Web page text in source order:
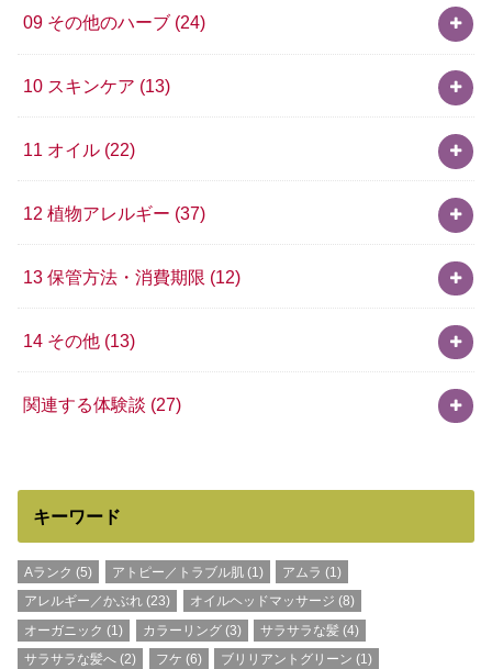
09 その他のハーブ (24)
10 スキンケア (13)
11 オイル (22)
12 植物アレルギー (37)
13 保管方法・消費期限 (12)
14 その他 (13)
関連する体験談 (27)
キーワード
Aランク (5) アトピー／トラブル肌(1) アムラ (1)
アレルギー／かぶれ (23) オイルヘッドマッサージ (8)
オーガニック (1) カラーリング(3) サラサラな髪(4)
サラサラな髪へ (2) フケ (6) ブリリアントグリーン (1)